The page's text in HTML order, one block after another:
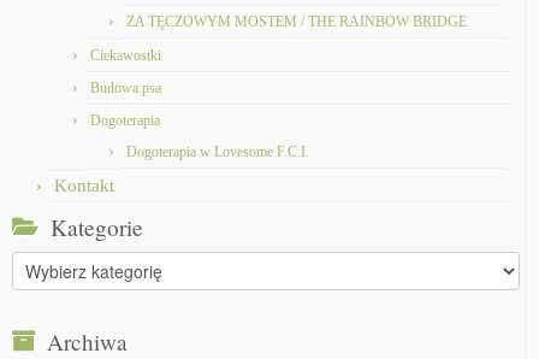
ZA TĘCZOWYM MOSTEM / THE RAINBOW BRIDGE
Ciekawostki
Budowa psa
Dogoterapia
Dogoterapia w Lovesome F.C.I.
Kontakt
Kategorie
Kategorie
Archiwa